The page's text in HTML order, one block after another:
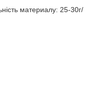
материалу: 25-30г/